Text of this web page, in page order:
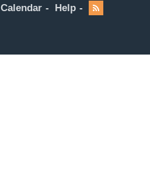
Calendar Help